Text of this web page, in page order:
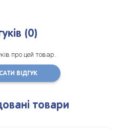
(0)
про цей товар.
ВІДГУК
товари